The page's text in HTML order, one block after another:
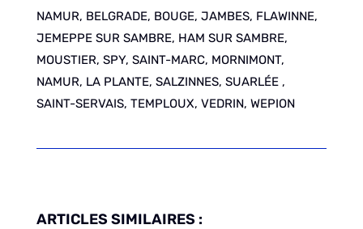
NAMUR, BELGRADE, BOUGE, JAMBES, FLAWINNE,
JEMEPPE SUR SAMBRE, HAM SUR SAMBRE,
MOUSTIER, SPY, SAINT-MARC, MORNIMONT,
NAMUR, LA PLANTE, SALZINNES, SUARLÉE ,
SAINT-SERVAIS, TEMPLOUX, VEDRIN, WEPION
ARTICLES SIMILAIRES :